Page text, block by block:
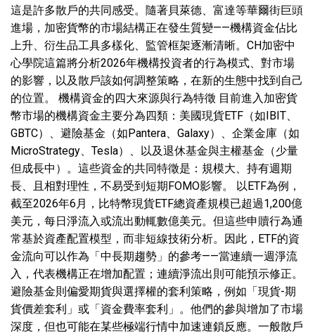
這是許多散戶的共同感受。隨著貝萊德、富達等華爾街巨頭
進場，加密貨幣的市場結構正在發生質變——機構資金佔比
上升、衍生品工具多樣化、監管框架逐漸清晰。CH加密中
心學院這篇將分析2026年機構投資者的行為模式、對市場
的影響，以及散戶該如何調整策略，在新的生態中找到自己
的位置。 機構資金的四大來源與行為特徵 目前進入加密貨
幣市場的機構資金主要分為四類：美國現貨ETF（如IBIT、
GBTC）、避險基金（如Pantera、Galaxy）、企業金庫（如
MicroStrategy、Tesla）、以及退休基金與主權基金（少量
但成長中）。這些資金的共同特徵是：規模大、持有週期
長、且相對理性，不易受到短期FOMO影響。 以ETF為例，
截至2026年6月，比特幣現貨ETF總資產規模已超過1,200億
美元，每日淨流入或流出動輒數億美元。但這些申贖行為通
常基於資產配置模型，而非短線技術分析。因此，ETF的資
金流向可以作為「中長期趨勢」的參考——當連續一週淨流
入，代表機構正在增加配置；連續淨流出則可能預示修正。
避險基金則偏愛期貨與選擇權的套利策略，例如「現貨-期
貨價差套利」或「資金費率套利」。他們的參與增加了市場
深度，但也可能在某些極端行情中加速連鎖反應。一般散戶